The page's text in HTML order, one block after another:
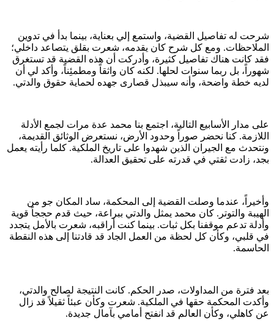
شرحت له تفاصيل القضية، واستمع إلي بعناية، بينما بدأ في تدوين
الملاحظات. ومع كل شرح كان يقدمه، شعرت بقلق يتصاعد داخلي؛
فقد كانت هناك تفاصيل كثيرة، وأدركت أن هذه القضية قد تستغرق
شهوراً، بل ربما سنوات لحلها. لكنه كان واثقاً ومطمئِناً، وأكد لي أن
لديه خطة واضحة، وأنه سيبذل قصارى جهده لحماية حقوق والدتي.
على مدار الأسابيع التالية، اجتمع بنا محمد عدة مرات لجمع الأدلة
اللازمة. كنا نحضر صوراً وحدود الأرض، نستعرض الوثائق القديمة،
ونتحدث مع الجيران الذين شهدوا على تاريخ الملكية. كلما رأيته يعمل
بجد، زادت ثقتي في قدرته على تحقيق العدالة.
وأخيراً، عندما وصلت القضية إلى المحكمة، ساد المكان جو من
الهيبة والتوتر. كان محمد يمثل والدتي ببراعة، حيث قدم حججاً قوية
وأدلة تدعم موقفنا بكل ثبات. بينما كنت أراقبه، شعرت بالأمل يتجدد
في قلبي، وكأن كل لحظة من العمل الجاد قد قادتنا إلى هذه النقطة
الحاسمة.
بعد فترة من المداولات، صدر الحكم. كانت النتيجة لصالح والدتي،
وأكدت المحكمة حقها في الملكية. شعرت وكأن عبئاً ثقيلاً قد زال
عن كاهلي، وكأن العالم قد انفتح أمامي بآمال جديدة.